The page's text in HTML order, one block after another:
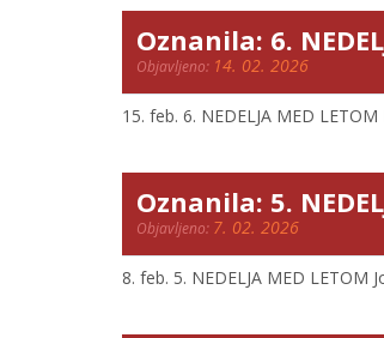
Oznanila: 6.
Objavljeno: 14. 02. 2026
15. feb. 6. NEDELJA MED
Oznanila: 5.
Objavljeno: 7. 02. 2026
8. feb. 5. NEDELJA MED LETOM